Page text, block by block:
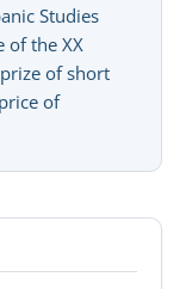
Studies
of the XX
of short
of